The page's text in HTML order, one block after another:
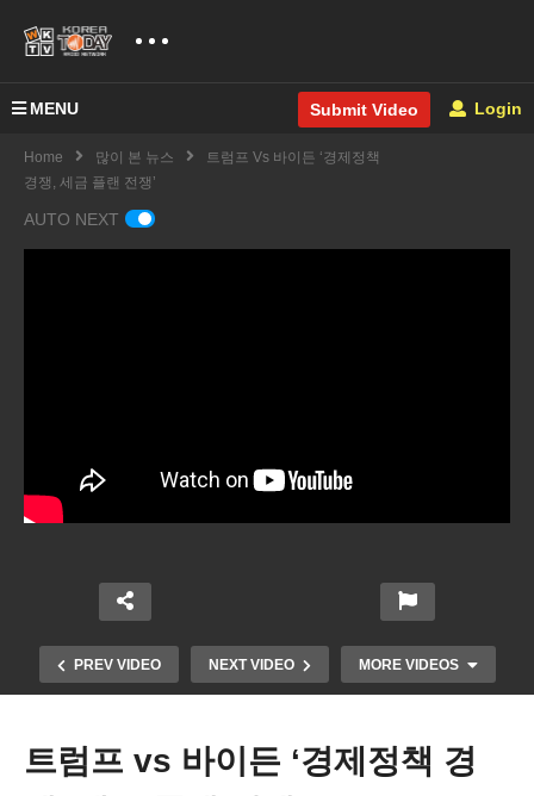
MENU Submit Video Login
Home 많이 본 뉴스
트럼프 Vs 바이든 ‘경제정책
경쟁, 세금 플랜 전쟁’
AUTO NEXT
PREV VIDEO NEXT VIDEO MORE VIDEOS
트럼프 vs 바이든 ‘경제정책 경